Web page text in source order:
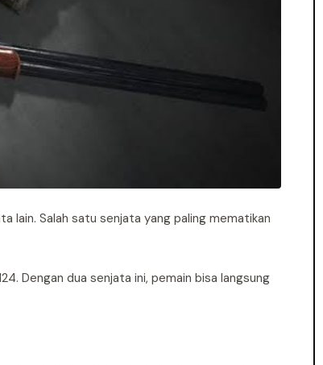
lain. Salah satu senjata yang paling mematikan
Dengan dua senjata ini, pemain bisa langsung